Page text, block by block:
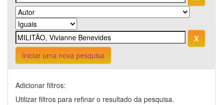
Iniciar uma nova pesquisa
Adicionar filtros:
Utilizar filtros para refinar o resultado da pesquisa.